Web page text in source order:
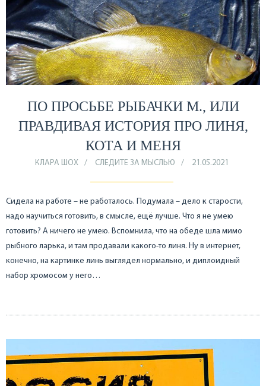
ПО ПРОСЬБЕ РЫБАЧКИ М., ИЛИ
ПРАВДИВАЯ ИСТОРИЯ ПРО ЛИНЯ,
КОТА И МЕНЯ
КЛАРА ШОХ СЛЕДИТЕ ЗА МЫСЛЬЮ 21.05.2021
Сидела на работе – не работалось. Подумала – дело к старости,
надо научиться готовить, в смысле, ещё лучше. Что я не умею
готовить? А ничего не умею. Вспомнила, что на обеде шла мимо
рыбного ларька, и там продавали какого-то линя. Ну в интернет,
конечно, на картинке линь выглядел нормально, и диплоидный
набор хромосом у него…